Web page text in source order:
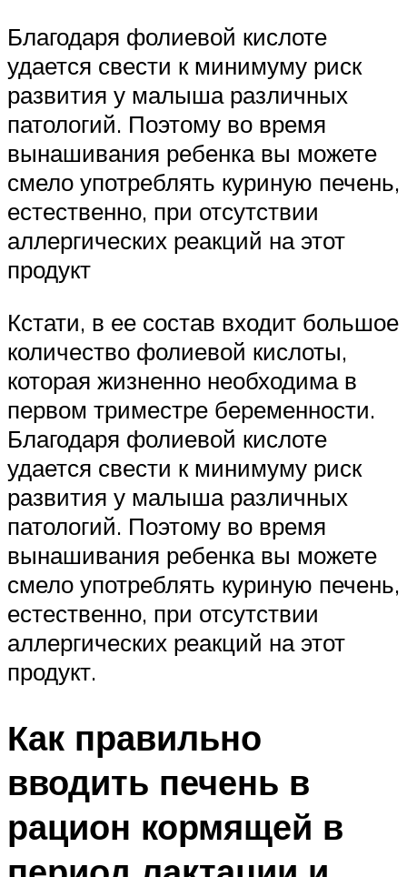
Благодаря фолиевой кислоте
удается свести к минимуму риск
развития у малыша различных
патологий. Поэтому во время
вынашивания ребенка вы можете
смело употреблять куриную печень,
естественно, при отсутствии
аллергических реакций на этот
продукт
Кстати, в ее состав входит большое
количество фолиевой кислоты,
которая жизненно необходима в
первом триместре беременности.
Благодаря фолиевой кислоте
удается свести к минимуму риск
развития у малыша различных
патологий. Поэтому во время
вынашивания ребенка вы можете
смело употреблять куриную печень,
естественно, при отсутствии
аллергических реакций на этот
продукт.
Как правильно
вводить печень в
рацион кормящей в